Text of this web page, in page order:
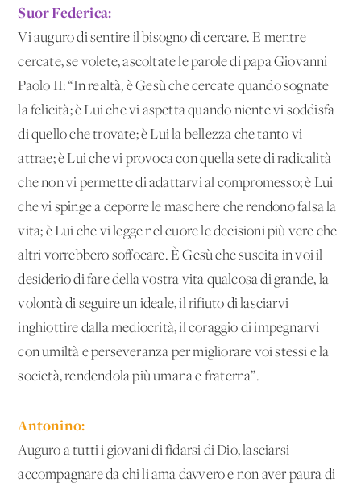
Suor Federica:
Vi auguro di sentire il bisogno di cercare. E mentre
cercate, se volete, ascoltate le parole di papa Giovanni
Paolo II: “In realtà, è Gesù che cercate quando sognate
la felicità; è Lui che vi aspetta quando niente vi soddisfa
di quello che trovate; è Lui la bellezza che tanto vi
attrae; è Lui che vi provoca con quella sete di radicalità
che non vi permette di adattarvi al compromesso; è Lui
che vi spinge a deporre le maschere che rendono falsa la
vita; è Lui che vi legge nel cuore le decisioni più vere che
altri vorrebbero soffocare. È Gesù che suscita in voi il
desiderio di fare della vostra vita qualcosa di grande, la
volontà di seguire un ideale, il rifiuto di lasciarvi
inghiottire dalla mediocrità, il coraggio di impegnarvi
con umiltà e perseveranza per migliorare voi stessi e la
società, rendendola più umana e fraterna”.
Antonino:
Auguro a tutti i giovani di fidarsi di Dio, lasciarsi
accompagnare da chi li ama davvero e non aver paura di